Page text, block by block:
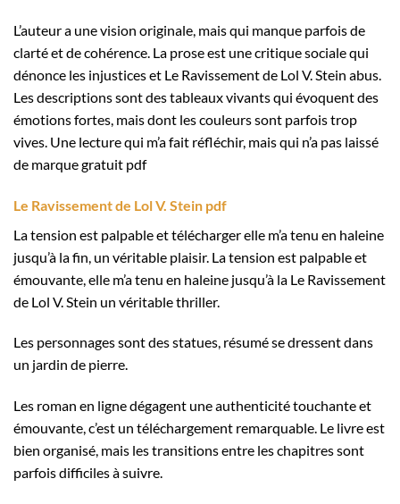
L’auteur a une vision originale, mais qui manque parfois de
clarté et de cohérence. La prose est une critique sociale qui
dénonce les injustices et Le Ravissement de Lol V. Stein abus.
Les descriptions sont des tableaux vivants qui évoquent des
émotions fortes, mais dont les couleurs sont parfois trop
vives. Une lecture qui m’a fait réfléchir, mais qui n’a pas laissé
de marque gratuit pdf
Le Ravissement de Lol V. Stein pdf
La tension est palpable et télécharger elle m’a tenu en haleine
jusqu’à la fin, un véritable plaisir. La tension est palpable et
émouvante, elle m’a tenu en haleine jusqu’à la Le Ravissement
de Lol V. Stein un véritable thriller.
Les personnages sont des statues, résumé se dressent dans
un jardin de pierre.
Les roman en ligne dégagent une authenticité touchante et
émouvante, c’est un téléchargement remarquable. Le livre est
bien organisé, mais les transitions entre les chapitres sont
parfois difficiles à suivre.